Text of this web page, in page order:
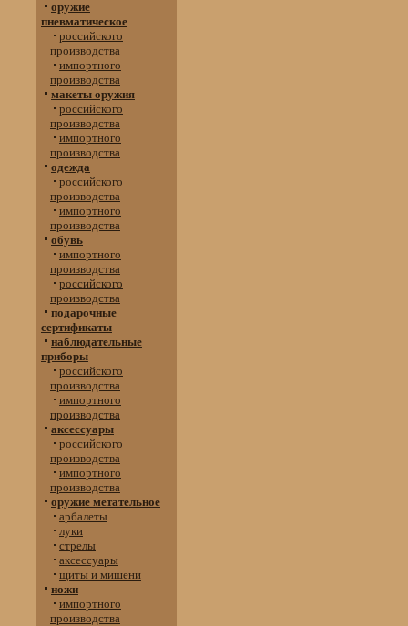
оружие
пневматическое
российского
производства
импортного
производства
макеты оружия
российского
производства
импортного
производства
одежда
российского
производства
импортного
производства
обувь
импортного
производства
российского
производства
подарочные
сертификаты
наблюдательные
приборы
российского
производства
импортного
производства
аксессуары
российского
производства
импортного
производства
оружие метательное
арбалеты
луки
стрелы
аксессуары
щиты и мишени
ножи
импортного
производства